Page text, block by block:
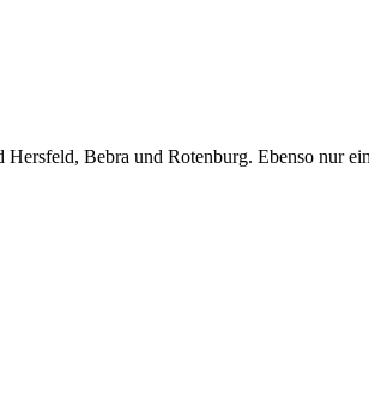
Bebra und Rotenburg. Ebenso nur